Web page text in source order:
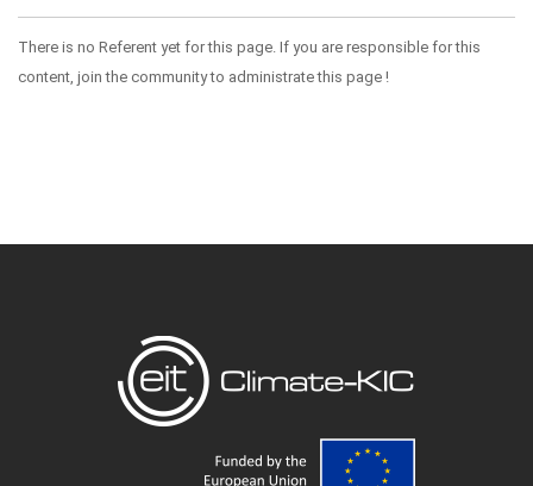
There is no Referent yet for this page. If you are responsible for this
content, join the community to administrate this page !